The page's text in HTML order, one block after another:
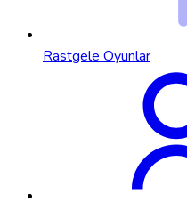
Rastgele Oyunlar